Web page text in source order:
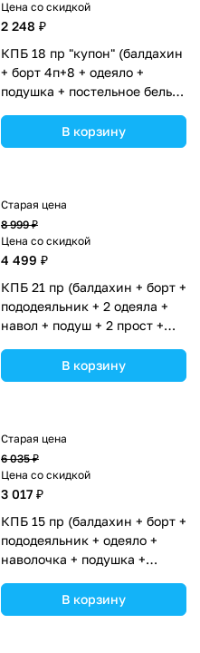
Цена со скидкой
2 248 ₽
КПБ 18 пр "купон" (балдахин
+ борт 4п+8 + одеяло +
подушка + постельное белье
(№К207_4а8_05) цвета в
ассортименте.
В корзину
Старая цена
8 999 ₽
Цена со скидкой
4 499 ₽
КПБ 21 пр (балдахин + борт +
пододеяльник + 2 одеяла +
навол + подуш + 2 прост +
О-1_05) цвета в
ассортименте.
В корзину
Старая цена
6 035 ₽
Цена со скидкой
3 017 ₽
КПБ 15 пр (балдахин + борт +
пододеяльник + одеяло +
наволочка + подушка +
1_04) цвета в ассортименте.
В корзину